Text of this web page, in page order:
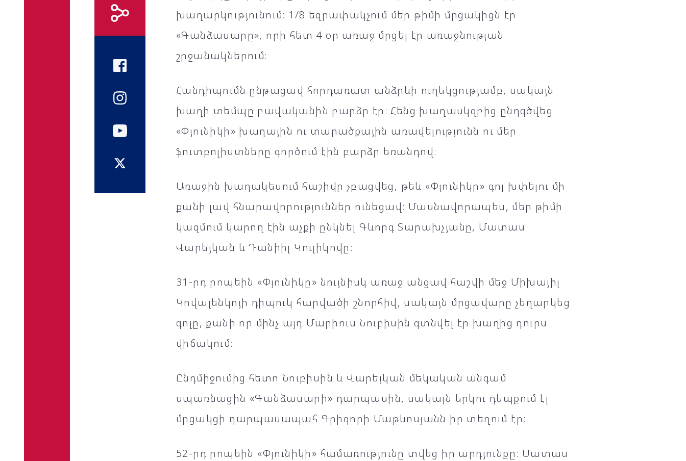
խաղարկությունում։ 1/8 եզրափակչում մեր թիմի մրցակիցն էր
«Գանձասարը», որի հետ 4 օր առաջ մրցել էր առաջնության
շրջանակներում։
Հանդիպումն ընթացավ հորդառատ անձրևի ուղեկցությամբ, սակայն
խաղի տեմպը բավականին բարձր էր։ Հենց խաղասկզբից ընդգծվեց
«Փյունիկի» խաղային ու տարածքային առավելությունն ու մեր
ֆուտբոլիստները գործում էին բարձր եռանդով։
Առաջին խաղակեսում հաշիվը չբացվեց, թեև «Փյունիկը» գոլ խփելու մի
քանի լավ հնարավորություններ ունեցավ։ Մասնավորապես, մեր թիմի
կազմում կարող էին աչքի ընկնել Գևորգ Տարախչյանը, Մատաս
Վարեյկան և Դանիիլ Կուլիկովը։
31-րդ րոպեին «Փյունիկը» նույնիսկ առաջ անցավ հաշվի մեջ Միխայիլ
Կովալենկոյի դիպուկ հարվածի շնորհիվ, սակայն մրցավարը չեղարկեց
գոլը, քանի որ մինչ այդ Մարիուս Նուբիսին գտնվել էր խաղից դուրս
վիճակում։
Ընդմիջումից հետո Նուբիսին և Վարեյկան մեկական անգամ
սպառնացին «Գանձասարի» դարպասին, սակայն երկու դեպքում էլ
մրցակցի դարպասապահ Գրիգորի Մաթևոսյանն իր տեղում էր։
52-րդ րոպեին «Փյունիկի» համառությունը տվեց իր արդյունքը։ Մատաս